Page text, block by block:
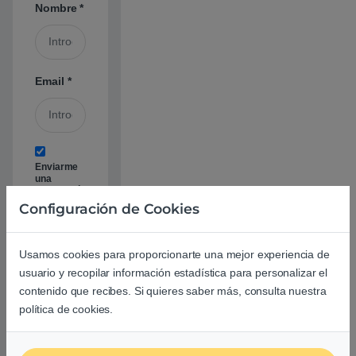
Nombre*
Email *
Enviarme
una
por cada
nueva
Configuración de Cookies
Usamos cookies para proporcionarte una mejor experiencia de
usuario y recopilar información estadística para personalizar el
contenido que recibes. Si quieres saber más, consulta nuestra
política de cookies.